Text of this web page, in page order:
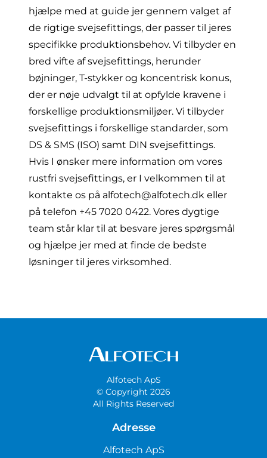
hjælpe med at guide jer gennem valget af
de rigtige svejsefittings, der passer til jeres
specifikke produktionsbehov. Vi tilbyder en
bred vifte af svejsefittings, herunder
bøjninger, T-stykker og koncentrisk konus,
der er nøje udvalgt til at opfylde kravene i
forskellige produktionsmiljøer. Vi tilbyder
svejsefittings i forskellige standarder, som
DS & SMS (ISO) samt DIN svejsefittings.
Hvis I ønsker mere information om vores
rustfri svejsefittings, er I velkommen til at
kontakte os på alfotech@alfotech.dk eller
på telefon +45 7020 0422. Vores dygtige
team står klar til at besvare jeres spørgsmål
og hjælpe jer med at finde de bedste
løsninger til jeres virksomhed.
Alfotech ApS
© Copyright 2026
All Rights Reserved
Adresse
Alfotech ApS